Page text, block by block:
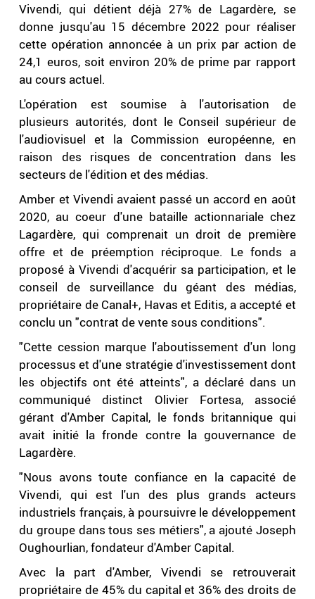
Vivendi, qui détient déjà 27% de Lagardère, se
donne jusqu'au 15 décembre 2022 pour réaliser
cette opération annoncée à un prix par action de
24,1 euros, soit environ 20% de prime par rapport
au cours actuel.
L'opération est soumise à l'autorisation de
plusieurs autorités, dont le Conseil supérieur de
l'audiovisuel et la Commission européenne, en
raison des risques de concentration dans les
secteurs de l'édition et des médias.
Amber et Vivendi avaient passé un accord en août
2020, au coeur d'une bataille actionnariale chez
Lagardère, qui comprenait un droit de première
offre et de préemption réciproque. Le fonds a
proposé à Vivendi d'acquérir sa participation, et le
conseil de surveillance du géant des médias,
propriétaire de Canal+, Havas et Editis, a accepté et
conclu un "contrat de vente sous conditions".
"Cette cession marque l'aboutissement d'un long
processus et d'une stratégie d'investissement dont
les objectifs ont été atteints", a déclaré dans un
communiqué distinct Olivier Fortesa, associé
gérant d'Amber Capital, le fonds britannique qui
avait initié la fronde contre la gouvernance de
Lagardère.
"Nous avons toute confiance en la capacité de
Vivendi, qui est l'un des plus grands acteurs
industriels français, à poursuivre le développement
du groupe dans tous ses métiers", a ajouté Joseph
Oughourlian, fondateur d'Amber Capital.
Avec la part d'Amber, Vivendi se retrouverait
propriétaire de 45% du capital et 36% des droits de